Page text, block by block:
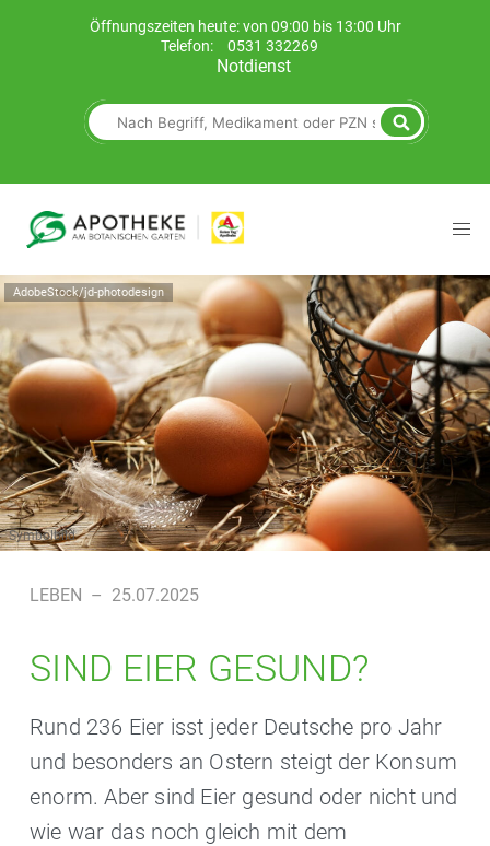
Öffnungszeiten heute: von 09:00 bis 13:00 Uhr
Telefon:
0531 332269
Notdienst
AdobeStock/jd-photodesign
Symbolbild
LEBEN – 25.07.2025
SIND EIER GESUND?
Rund 236 Eier isst jeder Deutsche pro Jahr
und besonders an Ostern steigt der Konsum
enorm. Aber sind Eier gesund oder nicht und
wie war das noch gleich mit dem